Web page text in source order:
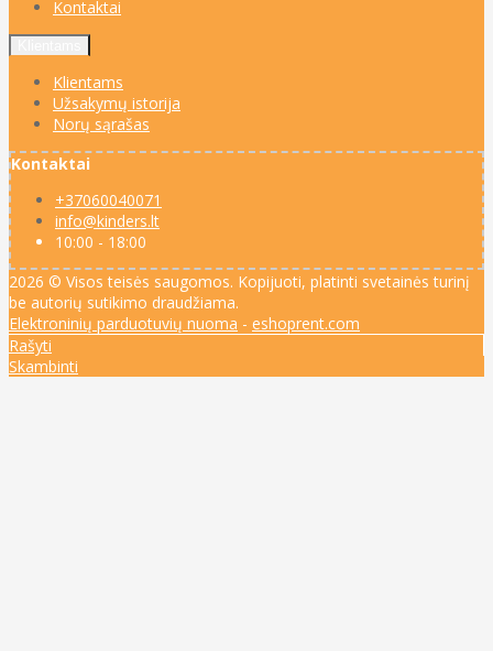
Kontaktai
Klientams
Užsakymų istorija
Norų sąrašas
Kontaktai
+37060040071
info@kinders.lt
10:00 - 18:00
2026 © Visos teisės saugomos. Kopijuoti, platinti svetainės turinį
be autorių sutikimo draudžiama.
Elektroninių parduotuvių nuoma - eshoprent.com
Rašyti
Skambinti